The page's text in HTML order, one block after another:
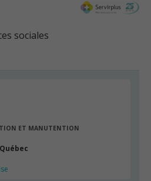
sociales
ET MANUTENTION